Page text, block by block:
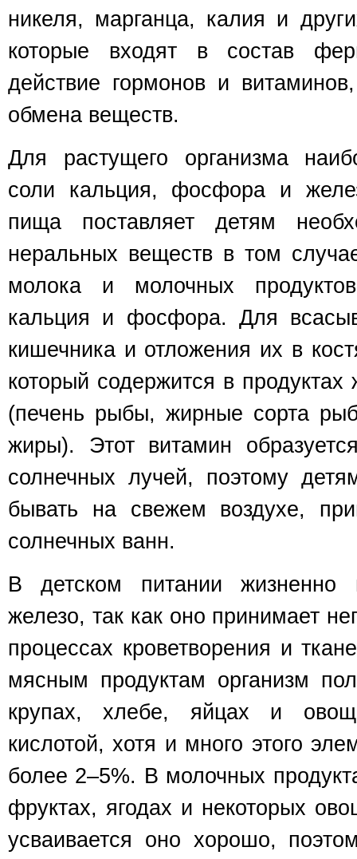
никеля, марганца, калия и
которые входят в состав
действие гормонов и
обмена веществ.
Для растущего организма
соли кальция, фосфора и
пища поставляет детям
неральных веществ в том
молока и молочных
кальция и фосфора. Для
кишечника и отложения их в
который содержится в продуктах
(печень рыбы, жирные сорта
жиры). Этот витамин
солнечных лучей, поэтому
бывать на свежем воздухе,
солнечных ванн.
В детском питании жизненно
железо, так как оно принимает
процессах кроветворения и
мясным продуктам организм
крупах, хлебе, яйцах и
кислотой, хотя и много этого
более 2–5%. В молочных
фруктах, ягодах и некоторых
усваивается оно хорошо,